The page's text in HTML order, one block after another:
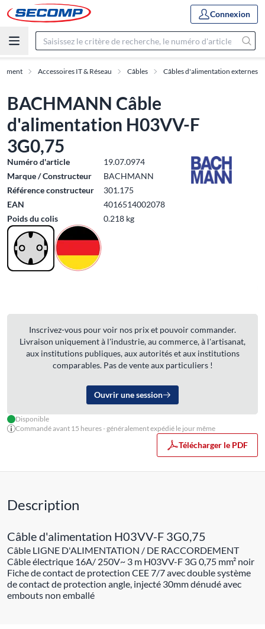
Connexion
Accessoires IT & Réseau Câbles Câbles d'alimentation externes
BACHMANN Câble
d'alimentation H03VV-F
3G0,75
Numéro d'article
19.07.0974
Marque / Constructeur
BACHMANN
Référence constructeur
301.175
EAN
4016514002078
Poids du colis
0.218 kg
Inscrivez-vous pour voir nos prix et pouvoir commander.
Livraison uniquement à l'industrie, au commerce, à l'artisanat,
aux institutions publiques, aux autorités et aux institutions
comparables. Pas de vente aux particuliers !
Ouvrir une session
Disponible
Commandé avant 15 heures - généralement expédié le jour même
Télécharger le PDF
Description
Câble d'alimentation H03VV-F 3G0,75
Câble LIGNE D'ALIMENTATION / DE RACCORDEMENT
Câble électrique 16A/ 250V~ 3 m H03VV-F 3G 0,75 mm² noir
Fiche de contact de protection CEE 7/7 avec double système
de contact de protection angle, injecté 30mm dénudé avec
embouts non emballé